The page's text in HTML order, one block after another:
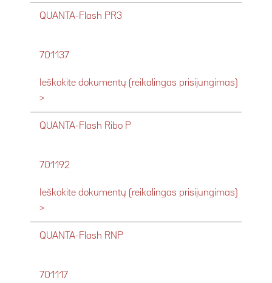
QUANTA-Flash PR3
701137
Ieškokite dokumentų (reikalingas prisijungimas)
>
QUANTA-Flash Ribo P
701192
Ieškokite dokumentų (reikalingas prisijungimas)
>
QUANTA-Flash RNP
701117